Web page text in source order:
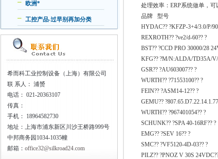
欧洲*
工控产品-过早别再加分类
希而科工业控制设备（上海）有限公司
联 系人： 浦赟
电话： 021-20363107
传真：
手机：
18964582730
地址：上海市浦东新区川沙王桥路999号
中邦商务园1034-1035幢
邮箱： office32@silkroad24.com
处理效率：ERP系统做单，
品牌 型号
HYDAC?? ?KFZP-3+4/3.0/P/
REXROTH?? ?ve2/d-60?? ?
BST?? ?CCD PRO 30000/28
KFG?? ?M/N:ALDA/TD35A/
GSR?? ?AU603007?? ?
WURTH?? ?71553100?? ?
FEIN?? ?ASM14-12?? ?
GEMU??
WURTH?? ?967401054?? ?
SCHUNK?? ?SPA 40-16RF?? ?
EMG?? ?SEV 16?? ?
SMC?? ?VF5120-4D-03?? ?
PILZ?? ?PNOZ V 30S